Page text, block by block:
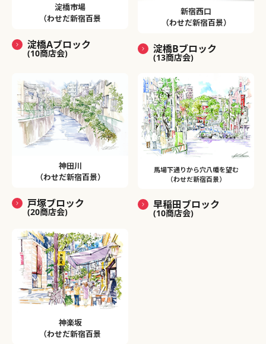
淀橋市場
（わせだ新宿百景
淀橋Aブロック
(10商店会)
新宿西口
（わせだ新宿百景）
淀橋Bブロック
(13商店会)
神田川
（わせだ新宿百景）
戸塚ブロック
(20商店会)
馬場下通りから穴八幡を望む
（わせだ新宿百景）
早稲田ブロック
(10商店会)
神楽坂
（わせだ新宿百景